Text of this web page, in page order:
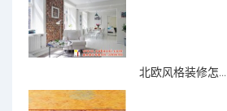
北欧风格装修怎...